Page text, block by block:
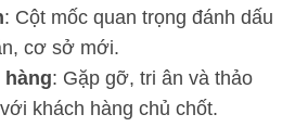
: Cột mốc quan trọng đánh dấu
cơ sở mới.
hàng: Gặp gỡ, tri ân và thảo
khách hàng chủ chốt.